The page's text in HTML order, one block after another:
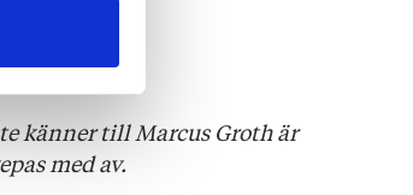
känner till Marcus Groth är
med av.